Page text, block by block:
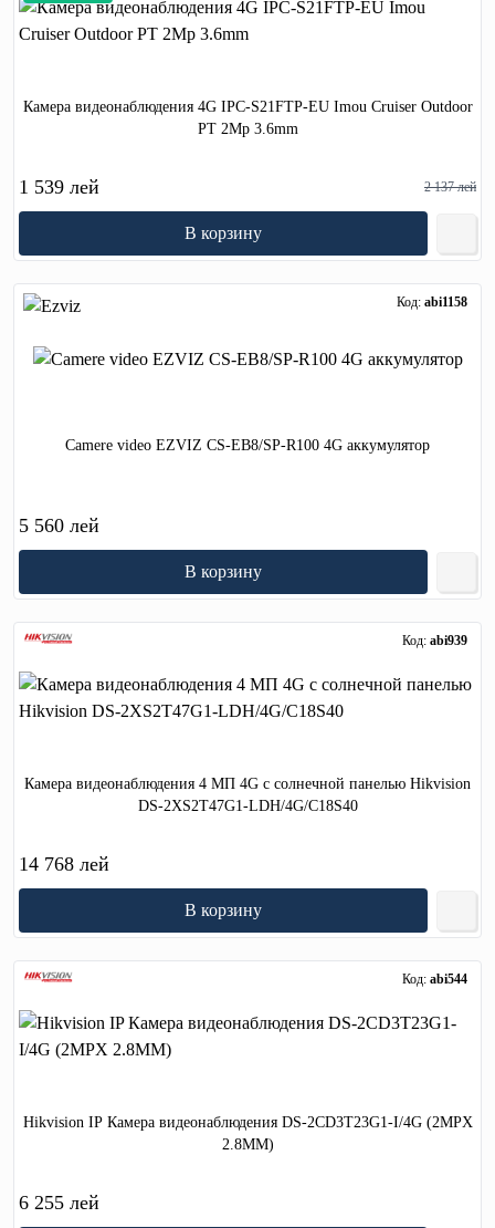
Камера видеонаблюдения 4G IPC-S21FTP-EU Imou Cruiser Outdoor
PT 2Mp 3.6mm
1 539 лей 2 137 лей
В корзину
Код: abi1158
Camere video EZVIZ CS-EB8/SP-R100 4G аккумулятор
5 560 лей
В корзину
Код: abi939
Камера видеонаблюдения 4 МП 4G с солнечной панелью Hikvision
DS-2XS2T47G1-LDH/4G/C18S40
14 768 лей
В корзину
Код: abi544
Hikvision IP Камера видеонаблюдения DS-2CD3T23G1-I/4G (2MPX
2.8MM)
6 255 лей